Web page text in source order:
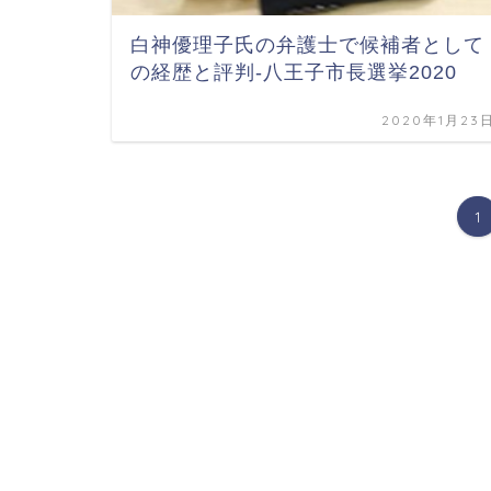
白神優理子氏の弁護士で候補者として
の経歴と評判-八王子市長選挙2020
2020年1月23
1